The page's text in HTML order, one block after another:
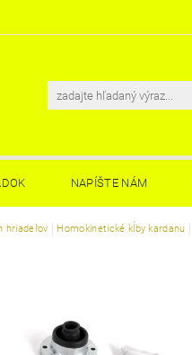
NAPÍŠTE NÁM
hriadeľov Homokinetické kĺby kardanu